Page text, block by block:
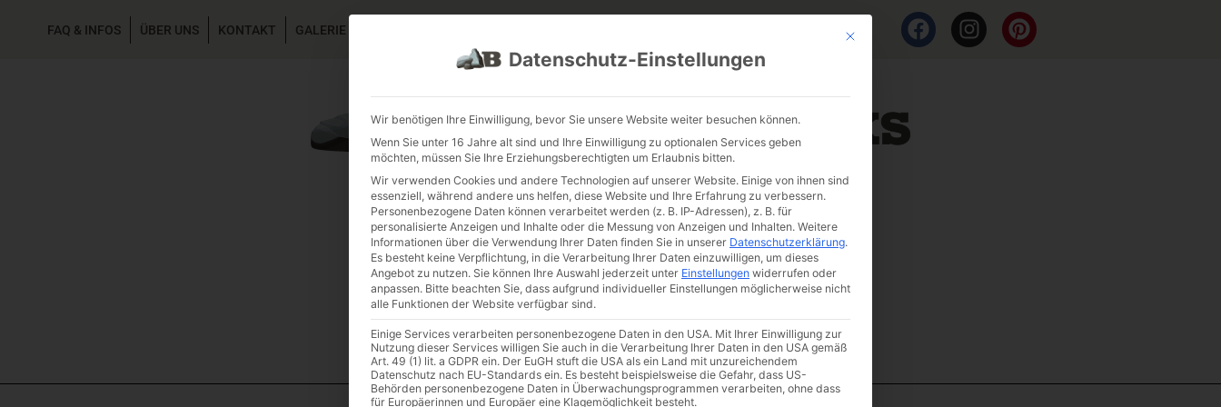
FAQ & INFOS ÜBER UNS KONTAKT GALERIE GARTENPROJEKTE Mit diesem Button wird der Dialog geschlossen. Seine Funktionalität ist
Datenschutz-Einstellungen
Wir benötigen Ihre Einwilligung, bevor Sie unsere Website weiter besuchen können.
Wenn Sie unter 16 Jahre alt sind und Ihre Einwilligung zu optionalen Services geben
möchten, müssen Sie Ihre Erziehungsberechtigten um Erlaubnis bitten.
Wir verwenden Cookies und andere Technologien auf unserer Website. Einige von ihnen sind
essenziell, während andere uns helfen, diese Website und Ihre Erfahrung zu verbessern.
Personenbezogene Daten können verarbeitet werden (z. B. IP-Adressen), z. B. für
personalisierte Anzeigen und Inhalte oder die Messung von Anzeigen und Inhalten. Weitere
Informationen über die Verwendung Ihrer Daten finden Sie in unserer Datenschutzerklärung.
Es besteht keine Verpflichtung, in die Verarbeitung Ihrer Daten einzuwilligen, um dieses
Angebot zu nutzen. Sie können Ihre Auswahl jederzeit unter Einstellungen widerrufen oder
anpassen. Bitte beachten Sie, dass aufgrund individueller Einstellungen möglicherweise nicht
alle Funktionen der Website verfügbar sind.
Einige Services verarbeiten personenbezogene Daten in den USA. Mit Ihrer Einwilligung zur
Nutzung dieser Services willigen Sie auch in die Verarbeitung Ihrer Daten in den USA gemäß
Art. 49 (1) lit. a GDPR ein. Der EuGH stuft die USA als ein Land mit unzureichendem
Datenschutz nach EU-Standards ein. Es besteht beispielsweise die Gefahr, dass US-
Behörden personenbezogene Daten in Überwachungsprogrammen verarbeiten, ohne dass
für Europäerinnen und Europäer eine Klagemöglichkeit besteht.